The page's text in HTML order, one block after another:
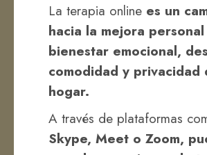
La terapia online es un
hacia la mejora
bienestar emocional,
comodidad y privacidad
hogar.
A través de plataformas
Skype, Meet o Zoom,